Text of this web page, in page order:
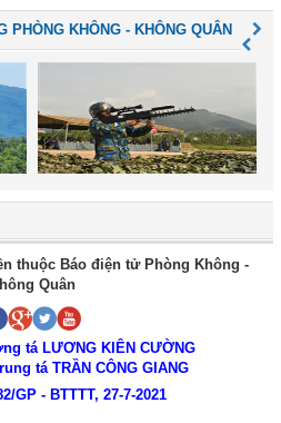
PHÒNG KHÔNG - KHÔNG QUÂN
thuộc Báo điện tử Phòng Không -
Quân
tá LƯƠNG KIÊN CƯỜNG
tá TRẦN CÔNG GIANG
GP - BTTTT, 27-7-2021